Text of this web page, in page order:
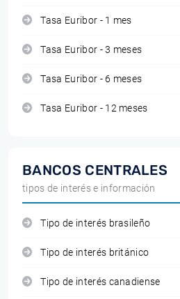
Tasa Euribor - 1 mes
Tasa Euribor - 3 meses
Tasa Euribor - 6 meses
Tasa Euribor - 12 meses
BANCOS CENTRALES
tipos de interés e información
Tipo de interés brasileño
Tipo de interés británico
Tipo de interés canadiense